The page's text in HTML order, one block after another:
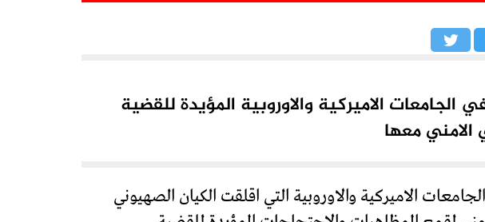
الاميركية والاوروبية المؤيدة للقضية
معها
الاميركية والاوروبية التي اقلقت الكيان الصهيوني